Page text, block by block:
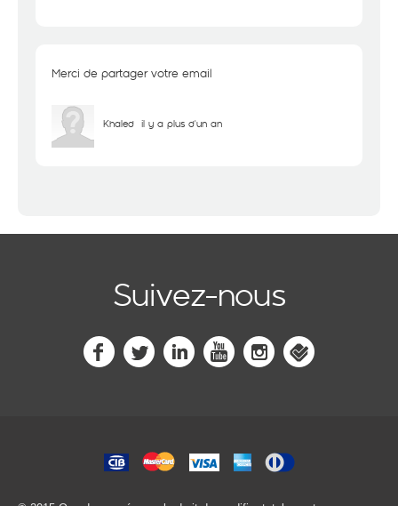
Merci de partager votre email
Khaled il y a plus d'un an
Suivez-nous